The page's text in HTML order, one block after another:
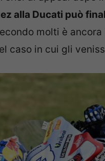
alla Ducati può
molti è
caso in cui gli